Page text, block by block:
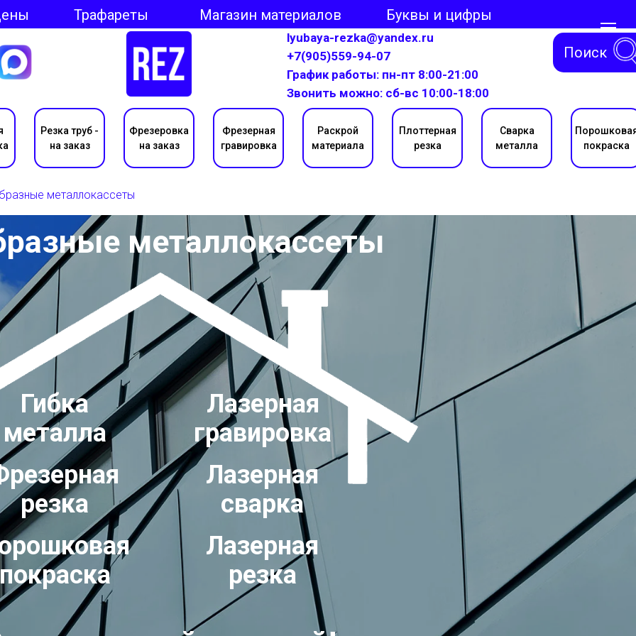
Трафареты Магазин материалов Буквы и цифры
lyubaya-rezka@yandex.ru
Поиск
+7(905)559-94-07
График работы: пн-пт 8:00-21:00
Звонить можно: сб-вс 10:00-18:00
Фрезеровка
на заказ
Резка труб -
на заказ
Плоттерная
резка
Сварка
металла
покраска
Фрезерная
гравировка
Раскрой
материала
металлокассеты
металлокассеты
Гибка
металла
резка
Лазерная
гравировка
Лазерная
сварка
Лазерная
резка